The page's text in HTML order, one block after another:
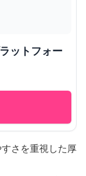
ットフォー
さを重視した厚